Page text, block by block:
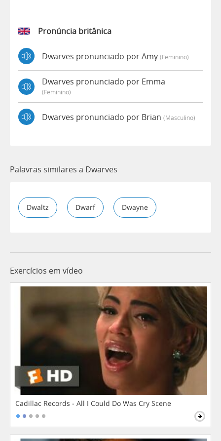
Pronúncia britânica
Dwarves pronunciado por Amy (feminino)
Dwarves pronunciado por Emma
(feminino)
Dwarves pronunciado por Brian (masculino)
Palavras similares a Dwarves
Dwaltz Dwarf Dwayne
Exercícios em vídeo
Cadillac Records - All I Could Do Was Cry Scene